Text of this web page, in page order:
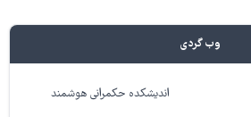
وب گردی
اندیشکده حکمرانی هوشمند